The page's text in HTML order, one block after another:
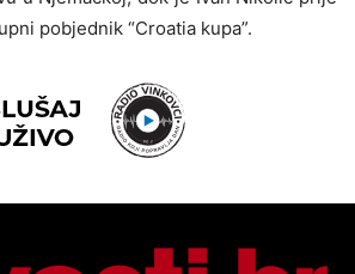
pobjednik “Croatia kupa”.